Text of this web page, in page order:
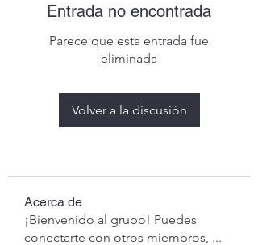
Entrada no encontrada
Parece que esta entrada fue
eliminada
Volver a la discusión
Acerca de
¡Bienvenido al grupo! Puedes
conectarte con otros miembros, ...